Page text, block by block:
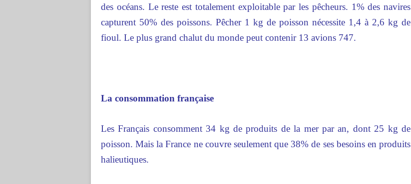
des océans. Le reste est totalement exploitable par les pêcheurs. 1% des navires
capturent 50% des poissons. Pêcher 1 kg de poisson nécessite 1,4 à 2,6 kg de
fioul. Le plus grand chalut du monde peut contenir 13 avions 747.
La consommation française
Les Français consomment 34 kg de produits de la mer par an, dont 25 kg de
poisson. Mais la France ne couvre seulement que 38% de ses besoins en produits
halieutiques.